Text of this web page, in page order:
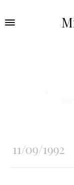
11/09/1992